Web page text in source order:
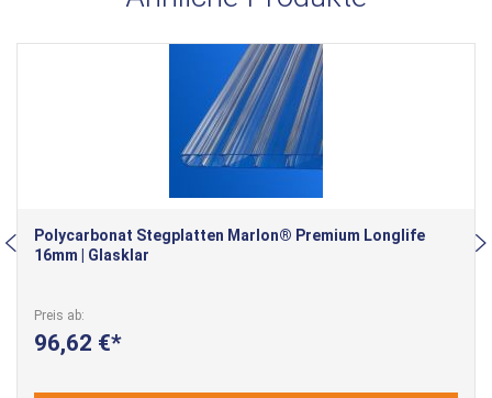
Polycarbonat Stegplatten Marlon® Premium Longlife
16mm | Glasklar
Preis ab
96,62 €